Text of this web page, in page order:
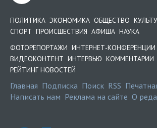
ПОЛИТИКА ЭКОНОМИКА ОБЩЕСТВО
СПОРТ ПРОИСШЕСТВИЯ АФИША НАУКА
ФОТОРЕПОРТАЖИ ИНТЕРНЕТ-КОНФЕРЕНЦИИ
ВИДЕОКОНТЕНТ ИНТЕРВЬЮ КОММЕНТАРИИ
РЕЙТИНГ НОВОСТЕЙ
Главная Подписка Поиск RSS
Написать нам Реклама на сайте О